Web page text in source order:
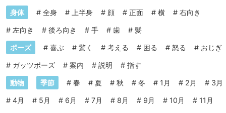
身体 # 全身 # 上半身 # 顔 # 正面 # 横 # 右向き
# 左向き # 後ろ向き # 手 # 歯 # 髪
ポーズ # 喜ぶ # 驚く # 考える # 困る # 怒る # おじぎ
# ガッツポーズ # 案内 # 説明 # 指す
動物 季節 # 春 # 夏 # 秋 # 冬 # 1月 # 2月 # 3月
# 4月 # 5月 # 6月 # 7月 # 8月 # 9月 # 10月 # 11月